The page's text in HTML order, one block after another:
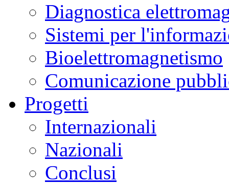
Diagnostica
Sistemi per
Bioelettromagnetismo
Comunicazione
Progetti
Internazionali
Nazionali
Conclusi